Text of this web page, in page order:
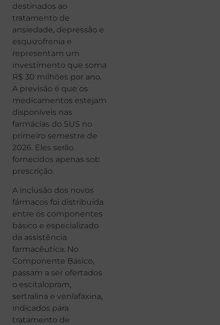
destinados ao
tratamento de
ansiedade, depressão e
esquizofrenia e
representam um
investimento que soma
R$ 30 milhões por ano.
A previsão é que os
medicamentos estejam
disponíveis nas
farmácias do SUS no
primeiro semestre de
2026. Eles serão
fornecidos apenas sob
prescrição.
A inclusão dos novos
fármacos foi distribuída
entre os componentes
básico e especializado
da assistência
farmacêutica. No
Componente Básico,
passam a ser ofertados
o escitalopram,
sertralina e venlafaxina,
indicados para
tratamento de